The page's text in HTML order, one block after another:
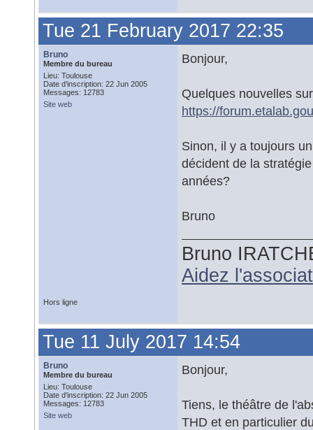
Tue 21 February 2017 22:35
Bruno
Membre du bureau
Lieu: Toulouse
Date d'inscription: 22 Jun 2005
Messages: 12783
Site web
Bonjour,
Quelques nouvelles
https://
Sinon, il y a toujours
décident de la
années?
Bruno
Bruno
Aidez
Hors ligne
Tue 11 July 2017 14:54
Bruno
Membre du bureau
Lieu: Toulouse
Date d'inscription: 22 Jun 2005
Messages: 12783
Site web
Bonjour,
Tiens, le théâtre de
THD et en particulier